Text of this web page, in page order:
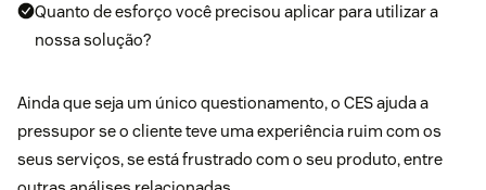
Quanto de esforço você precisou aplicar para utilizar a
nossa solução?
Ainda que seja um único questionamento, o CES ajuda a
pressupor se o cliente teve uma experiência ruim com os
seus serviços, se está frustrado com o seu produto, entre